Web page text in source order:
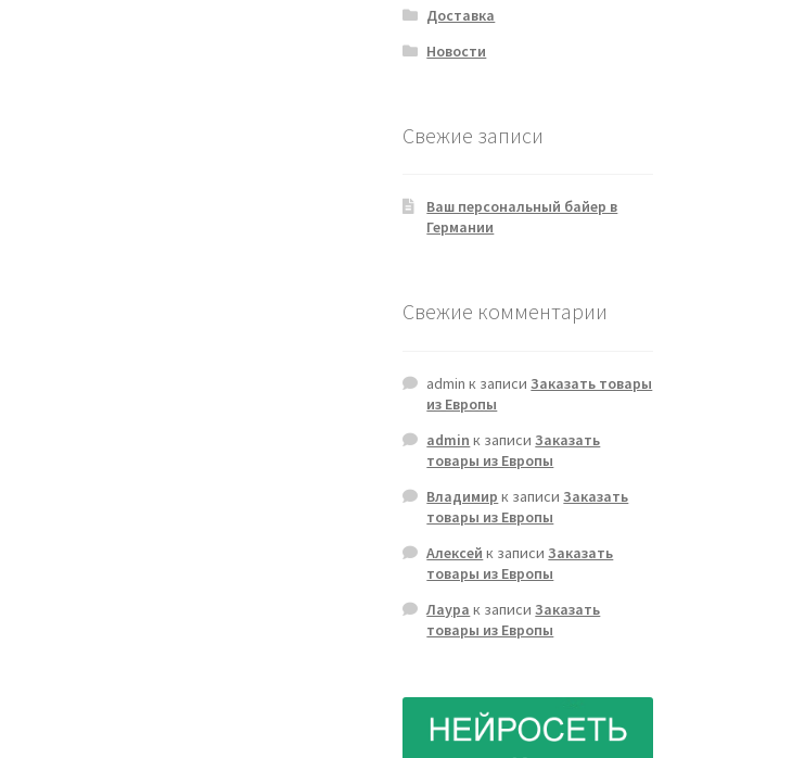
Доставка
Новости
Свежие записи
Ваш персональный байер в
Германии
Свежие комментарии
admin к записиЗаказать товары
из Европы
admin к записиЗаказать
товары из Европы
Владимир к записиЗаказать
товары из Европы
Алексей к записиЗаказать
товары из Европы
Лаура к записиЗаказать
товары из Европы